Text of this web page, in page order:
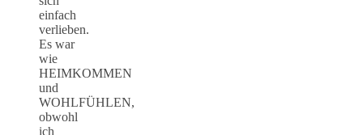
einfach
verlieben.
Es war
wie
HEIMKOMMEN
und
WOHLFÜHLEN,
obwohl
ich